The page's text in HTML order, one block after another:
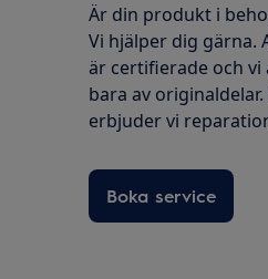
Är din produkt i
Vi hjälper dig gärna.
är certifierade och vi
bara av
erbjuder vi
Boka service